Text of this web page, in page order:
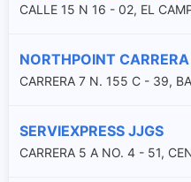
CALLE 15 N 16 - 02, EL
NORTHPOINT
CARRERA 7 N. 155 C - 39,
SERVIEXPRESS JJGS
CARRERA 5 A NO. 4 - 51,